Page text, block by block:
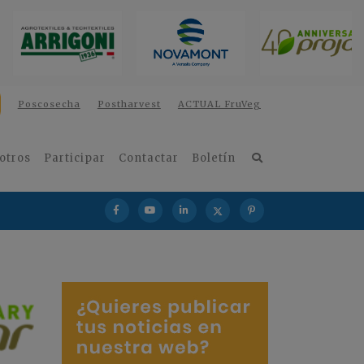
Poscosecha Postharvest ACTUAL FruVeg
Participar Contactar Boletín